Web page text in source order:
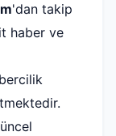
'dan takip
haber ve